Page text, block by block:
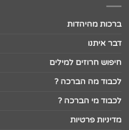
ברכות מהיהדות
דבר איתנו
חיפוש חרוזים למילים
לכבוד מה הברכה ?
לכבוד מי הברכה ?
מדיניות פרטיות